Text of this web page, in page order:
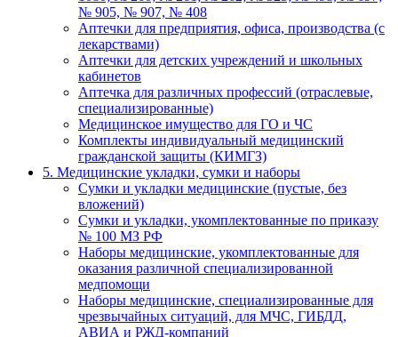
№ 905, № 907, № 408
Аптечки для предприятия, офиса, производства (с
лекарствами)
Аптечки для детских учреждений и школьных
кабинетов
Аптечка для различных профессий (отраслевые,
специализированные)
Медицинское имущество для ГО и ЧС
Комплекты индивидуальный медицинский
гражданской защиты (КИМГЗ)
5. Медицинские укладки, сумки и наборы
Сумки и укладки медицинские (пустые, без
вложений)
Сумки и укладки, укомплектованные по приказу
№ 100 МЗ РФ
Наборы медицинские, укомплектованные для
оказания различной специализированной
медпомощи
Наборы медицинские, специализированные для
чрезвычайных ситуаций, для МЧС, ГИБДД,
АВИА и РЖД-компаний